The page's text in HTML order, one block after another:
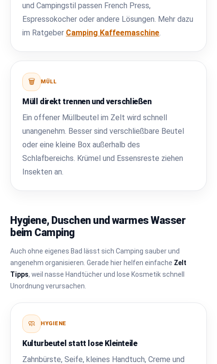
und Campingstil passen French Press,
Espressokocher oder andere Lösungen. Mehr dazu
im Ratgeber Camping Kaffeemaschine.
🗑️ MÜLL
Müll direkt trennen und verschließen
Ein offener Müllbeutel im Zelt wird schnell
unangenehm. Besser sind verschließbare Beutel
oder eine kleine Box außerhalb des
Schlafbereichs. Krümel und Essensreste ziehen
Insekten an.
Hygiene, Duschen und warmes Wasser
beim Camping
Auch ohne eigenes Bad lässt sich Camping sauber und
angenehm organisieren. Gerade hier helfen einfache Zelt
Tipps, weil nasse Handtücher und lose Kosmetik schnell
Unordnung verursachen.
🧼 HYGIENE
Kulturbeutel statt lose Kleinteile
Zahnbürste, Seife, kleines Handtuch, Creme und